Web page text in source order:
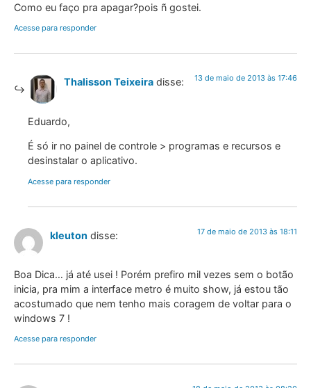
Como eu faço pra apagar?pois ñ gostei.
Acesse para responder
Thalisson Teixeira disse: 13 de maio de 2013 às 17:46
Eduardo,
É só ir no painel de controle > programas e recursos e
desinstalar o aplicativo.
Acesse para responder
kleuton disse: 17 de maio de 2013 às 18:11
Boa Dica… já até usei ! Porém prefiro mil vezes sem o botão
inicia, pra mim a interface metro é muito show, já estou tão
acostumado que nem tenho mais coragem de voltar para o
windows 7 !
Acesse para responder